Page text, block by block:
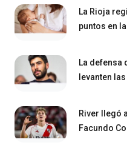
La Rioja
puntos en
La defensa
levanten
River llegó
Facundo